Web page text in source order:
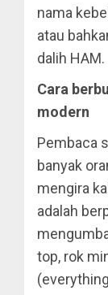
nama
atau
dalih HAM.
Cara
modern
Pembaca
banyak
mengira
adalah
top, rok